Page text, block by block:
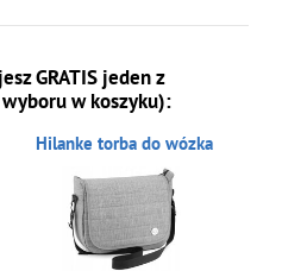
GRATIS jeden z
w koszyku):
Hilanke torba do wózka